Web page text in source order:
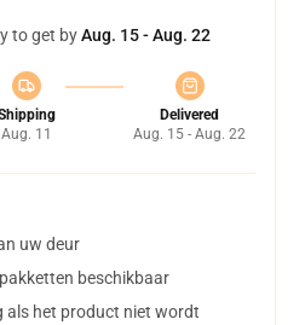
to get byAug. 15 - Aug. 22
Aug. 11
Delivered
Aug. 15 - Aug. 22
uw deur
beschikbaar
als het product niet wordt